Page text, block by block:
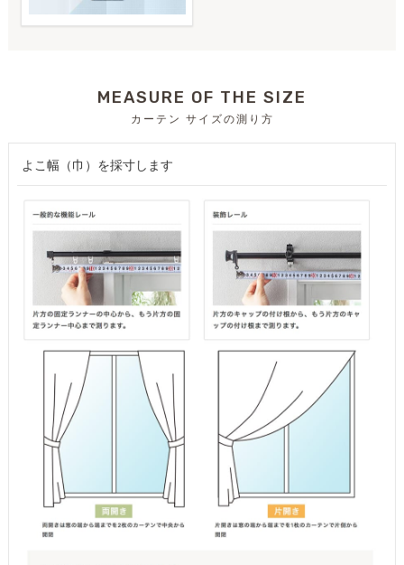
MEASURE OF THE SIZE
カーテン サイズの測り方
よこ幅（巾）を採寸します